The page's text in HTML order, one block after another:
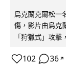
烏克蘭克爾松一
傷，影片由烏克
「狩獵式」攻擊
102 36 ↗